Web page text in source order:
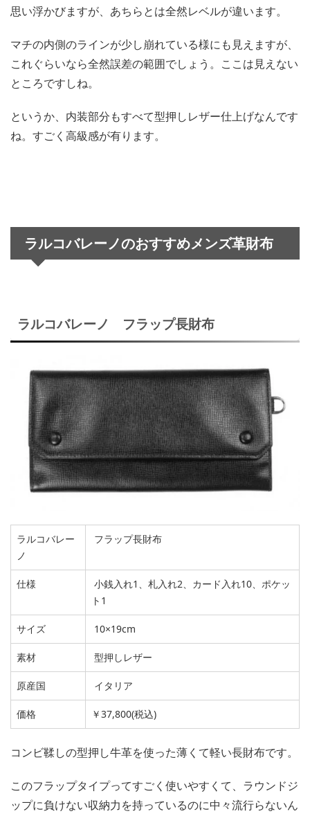
思い浮かびますが、あちらとは全然レベルが違います。
マチの内側のラインが少し崩れている様にも見えますが、
これぐらいなら全然誤差の範囲でしょう。ここは見えない
ところですしね。
というか、内装部分もすべて型押しレザー仕上げなんです
ね。すごく高級感が有ります。
ラルコバレーノのおすすめメンズ革財布
ラルコバレーノ フラップ長財布
ラルコバレー
ノ
フラップ長財布
仕様
小銭入れ1、札入れ2、カード入れ10、ポケッ
ト1
サイズ 10×19cm
素材 型押しレザー
原産国 イタリア
価格 ￥37,800(税込)
コンビ鞣しの型押し牛革を使った薄くて軽い長財布です。
このフラップタイプってすごく使いやすくて、ラウンドジ
ップに負けない収納力を持っているのに中々流行らないん